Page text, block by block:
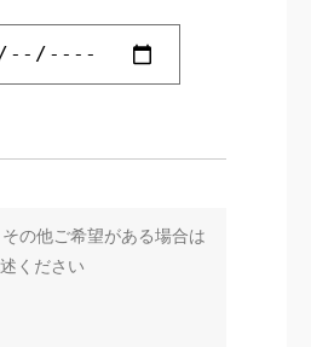
プラン
ルプラン